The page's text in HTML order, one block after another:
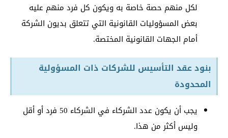
لكل منهم حصة خاصة به ويكون كل فرد منهم عليه
بعض المسؤوليات القانونية التي تتعلق بديون الشركة
أمام الجهات القانونية المختصة.
بنود عقد التأسيس للشركات ذات المسؤولية
المحدودة
يجب أن يكون عدد الشركاء في الشركاء 50 فرد أو أقل
وليس أكثر من هذا.